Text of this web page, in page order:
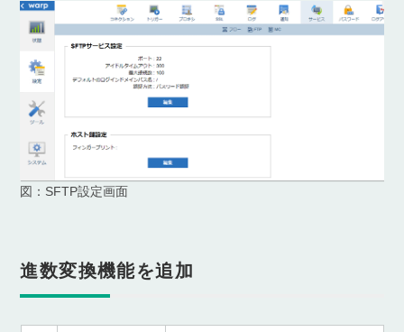
図：SFTP設定画面
進数変換機能を追加